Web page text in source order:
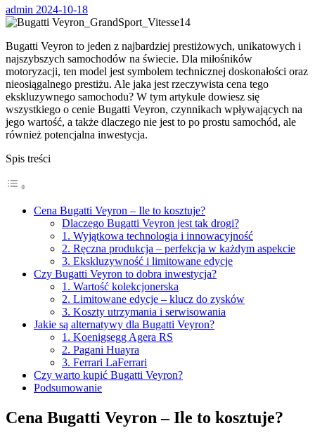
admin 2024-10-18
Bugatti Veyron to jeden z najbardziej prestiżowych, unikatowych i
najszybszych samochodów na świecie. Dla miłośników
motoryzacji, ten model jest symbolem technicznej doskonałości oraz
nieosiągalnego prestiżu. Ale jaka jest rzeczywista cena tego
ekskluzywnego samochodu? W tym artykule dowiesz się
wszystkiego o cenie Bugatti Veyron, czynnikach wpływających na
jego wartość, a także dlaczego nie jest to po prostu samochód, ale
również potencjalna inwestycja.
Spis treści
Cena Bugatti Veyron – Ile to kosztuje?
Dlaczego Bugatti Veyron jest tak drogi?
1. Wyjątkowa technologia i innowacyjność
2. Ręczna produkcja – perfekcja w każdym aspekcie
3. Ekskluzywność i limitowane edycje
Czy Bugatti Veyron to dobra inwestycja?
1. Wartość kolekcjonerska
2. Limitowane edycje – klucz do zysków
3. Koszty utrzymania i serwisowania
Jakie są alternatywy dla Bugatti Veyron?
1. Koenigsegg Agera RS
2. Pagani Huayra
3. Ferrari LaFerrari
Czy warto kupić Bugatti Veyron?
Podsumowanie
Cena Bugatti Veyron – Ile to kosztuje?